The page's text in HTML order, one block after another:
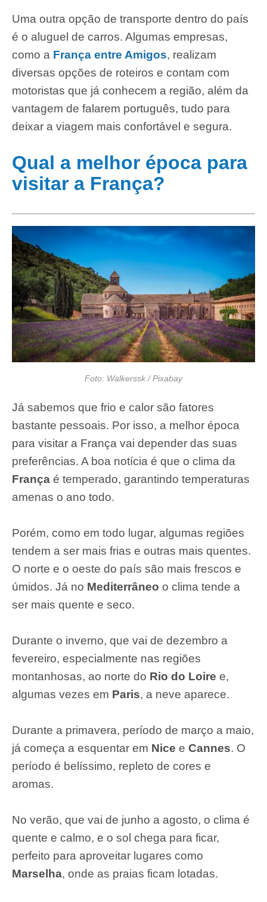
Uma outra opção de transporte dentro do país
é o aluguel de carros. Algumas empresas,
como a França entre Amigos, realizam
diversas opções de roteiros e contam com
motoristas que já conhecem a região, além da
vantagem de falarem português, tudo para
deixar a viagem mais confortável e segura.
Qual a melhor época para
visitar a França?
Foto: Walkerssk / Pixabay
Já sabemos que frio e calor são fatores
bastante pessoais. Por isso, a melhor época
para visitar a França vai depender das suas
preferências. A boa notícia é que o clima da
França é temperado, garantindo temperaturas
amenas o ano todo.
Porém, como em todo lugar, algumas regiões
tendem a ser mais frias e outras mais quentes.
O norte e o oeste do país são mais frescos e
úmidos. Já no Mediterrâneo o clima tende a
ser mais quente e seco.
Durante o inverno, que vai de dezembro a
fevereiro, especialmente nas regiões
montanhosas, ao norte do Rio do Loire e,
algumas vezes em Paris, a neve aparece.
Durante a primavera, período de março a maio,
já começa a esquentar em Nice e Cannes. O
período é belíssimo, repleto de cores e
aromas.
No verão, que vai de junho a agosto, o clima é
quente e calmo, e o sol chega para ficar,
perfeito para aproveitar lugares como
Marselha, onde as praias ficam lotadas.